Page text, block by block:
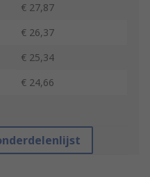
€ 27,87
€ 26,37
€ 25,34
€ 24,66